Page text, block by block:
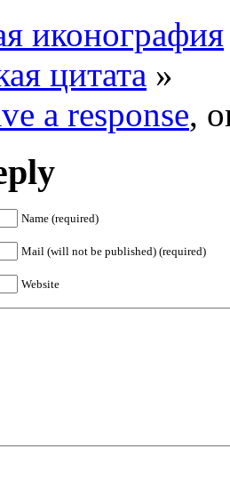
иконография
цитата »
a response,
Name (required)
Mail (will not be published) (required)
Website